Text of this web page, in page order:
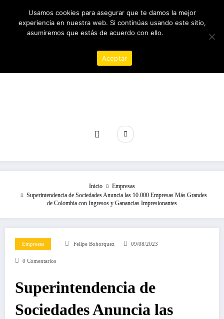
contenido
08/08/2026 12:48:10 PM
Inicio
Empresas
Superintendencia de Sociedades Anuncia las 10.000 Empresas Más Grandes
de Colombia con Ingresos y Ganancias Impresionantes
Empresas Felipe Bohorquez 09/08/2023
0 Comentarios
Superintendencia de
Sociedades Anuncia las
Usamos cookies para asegurar que te damos la mejor
experiencia en nuestra web. Si continúas usando este sitio,
asumiremos que estás de acuerdo con ello.
Aceptar